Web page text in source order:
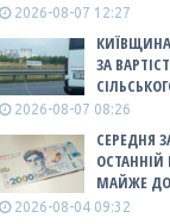
2026-08-07 12:27
ЗА
2026-08-07 08:26
СЕРЕДНЯ
МАЙЖЕ ДО
2026-08-04 09:32